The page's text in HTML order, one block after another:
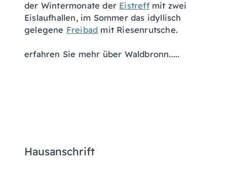
der Wintermonate der Eistreffmit zwei
Eislaufhallen, im Sommer das idyllisch
gelegene Freibad mit Riesenrutsche.
erfahren Sie mehr über Waldbronn.....
Hausanschrift